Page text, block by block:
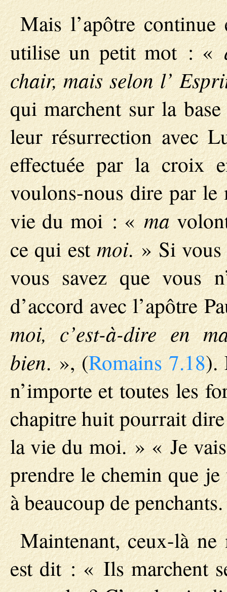
Mais l’apôtre
utilise un petit mot : «
chair, mais selon l’
qui marchent sur la
leur résurrection avec
effectuée par la croix
voulons-nous dire par
vie du moi : «ma
ce qui estmoi. » Si vous
vous savez que vous
d’accord avec l’apôtre
moi, c’est-à-dire en
bien. », (Romains 7.18).
n’importe et toutes les
chapitre huit pourrait
la vie du moi. » « Je
prendre le chemin que
à beaucoup de penchants.
Maintenant, ceux-là
est dit : « Ils marchent